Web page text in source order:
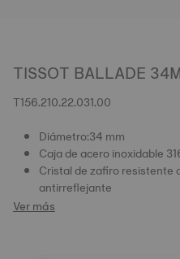
TISSOT BALLADE
T156.210.22.031.00
Diámetro:34 mm
Caja de acero inoxidable
Cristal de zafiro resistente
antirreflejante
Ver más